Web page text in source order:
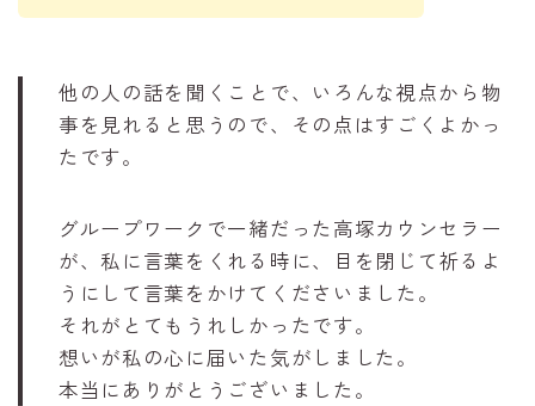
他の人の話を聞くことで、いろんな視点から物
事を見れると思うので、その点はすごくよかっ
たです。
グループワークで一緒だった高塚カウンセラー
が、私に言葉をくれる時に、目を閉じて祈るよ
うにして言葉をかけてくださいました。
それがとてもうれしかったです。
想いが私の心に届いた気がしました。
本当にありがとうございました。